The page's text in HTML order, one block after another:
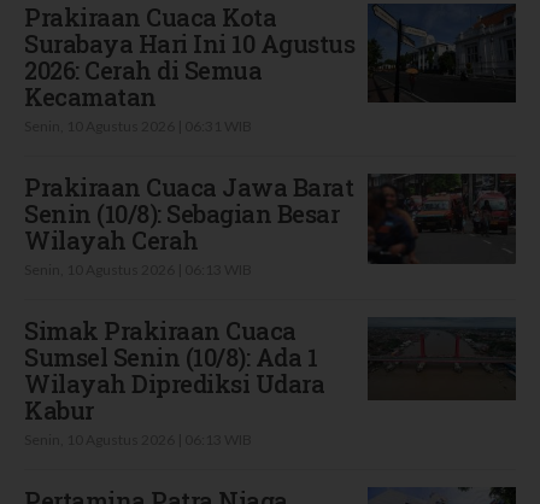
Prakiraan Cuaca Kota
Surabaya Hari Ini 10 Agustus
2026: Cerah di Semua
Kecamatan
Prakiraan Cuaca Jawa Barat
Senin (10/8): Sebagian Besar
Wilayah Cerah
Simak Prakiraan Cuaca
Sumsel Senin (10/8): Ada 1
Wilayah Diprediksi Udara
Kabur